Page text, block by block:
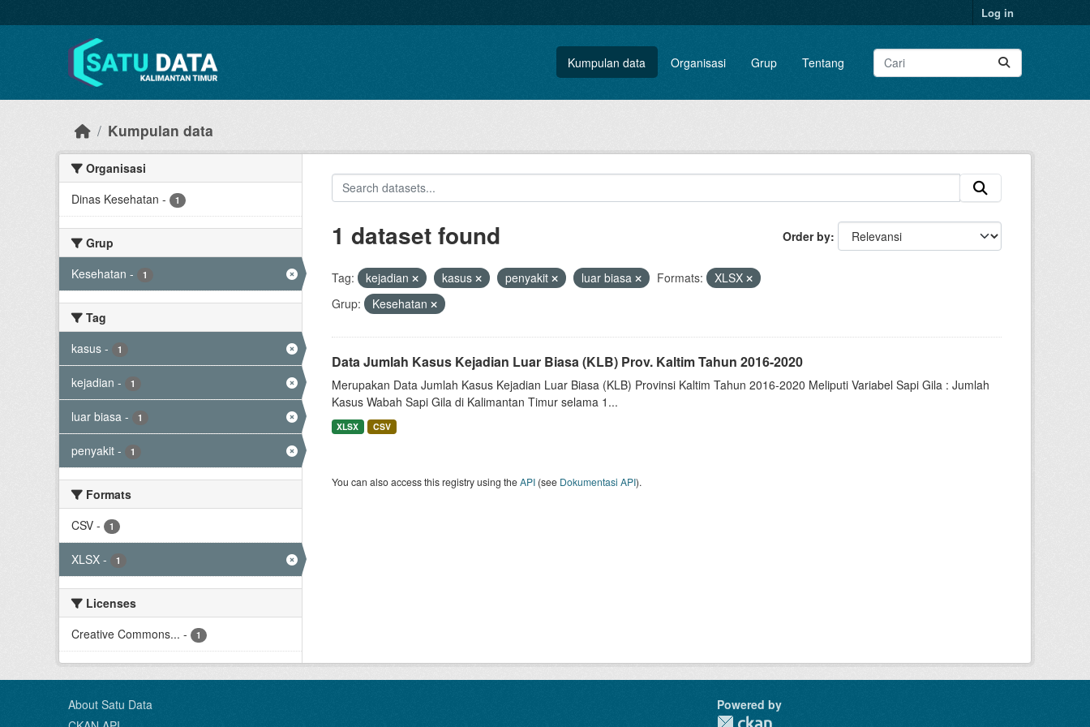
Log in
Kumpulan data Organisasi Grup Tentang
Kumpulan data
Organisasi
Dinas Kesehatan - 1
Grup
Kesehatan - 1
Tag
kasus - 1
kejadian - 1
luar biasa - 1
penyakit - 1
Formats
CSV - 1
XLSX - 1
Licenses
Creative Commons... - 1
Order by
1 dataset found
Tag: kejadian kasus penyakit luar biasa Formats:
XLSX
Grup:
Kesehatan
Data Jumlah Kasus Kejadian Luar Biasa (KLB) Prov. Kaltim Tahun 2016-2020
Merupakan Data Jumlah Kasus Kejadian Luar Biasa (KLB) Provinsi Kaltim Tahun 2016-2020 Meliputi Variabel Sapi Gila : Jumlah
Kasus Wabah Sapi Gila di Kalimantan Timur selama 1...
XLSX CSV
You can also access this registry using theAPI(see Dokumentasi API).
About Satu Data
Powered by